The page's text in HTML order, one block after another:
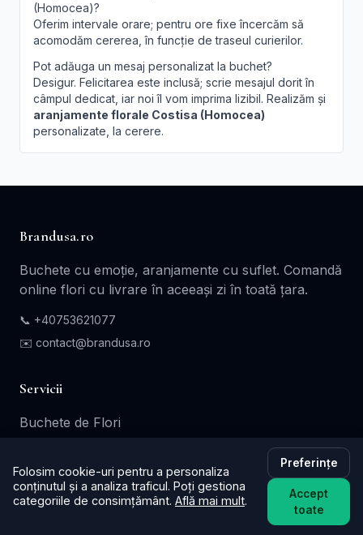
(Homocea)?
Oferim intervale orare; pentru ore fixe încercăm să
acomodăm cererea, în funcție de traseul curierilor.
Pot adăuga un mesaj personalizat la buchet?
Desigur. Felicitarea este inclusă; scrie mesajul dorit în
câmpul dedicat, iar noi îl vom imprima lizibil. Realizăm și
aranjamente florale Costisa (Homocea)
personalizate, la cerere.
Brandusa.ro
Buchete cu emoție, aranjamente cu suflet. Comandă
online flori cu livrare în aceeași zi în toată țara.
📞 +40753621077
✉️ contact@brandusa.ro
Servicii
Buchete de Flori
Aranjamente Florale
Coroane - Jerbe
Folosim cookie-uri pentru a personaliza
conținutul și a analiza traficul. Poți gestiona
categoriile de consimțământ. Află mai mult.
Preferințe
Accept
toate